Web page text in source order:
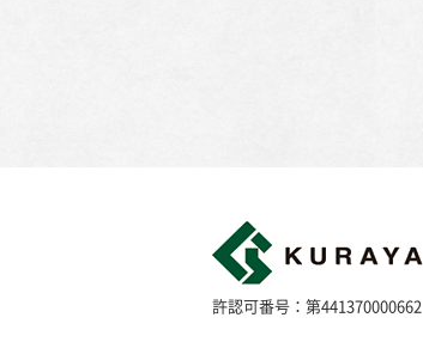
許認可番号：第441370000662